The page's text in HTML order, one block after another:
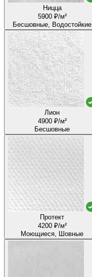
Ницца
5900 ₽/м²
Бесшовные, Водостойкие
Лион
4900 ₽/м²
Бесшовные
Протект
4200 ₽/м²
Моющиеся, Шовные